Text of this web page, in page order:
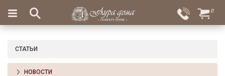
Вход
Избранное
×
Салоны
Доставка
Оплата
Подарки
0
СТАТЬИ
НОВОСТИ